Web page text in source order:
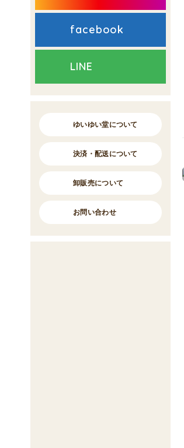
facebook
LINE
ゆいゆい堂について
決済・配送について
卸販売について
お問い合わせ